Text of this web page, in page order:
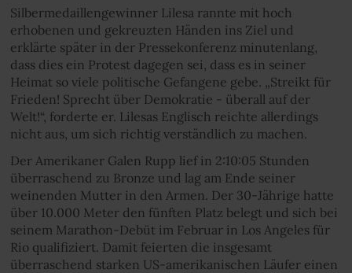
Silbermedaillengewinner Lilesa rannte mit hoch
erhobenen und gekreuzten Händen ins Ziel und
erklärte später in der Pressekonferenz minutenlang,
dass dies ein Protest dagegen sei, dass es in seiner
Heimat so viele politische Gefangene gebe. „Streikt für
Frieden! Sprecht über Demokratie - überall auf der
Welt!“, forderte er. Lilesas Englisch reichte allerdings
nicht aus, um sich richtig verständlich zu machen.
Der Amerikaner Galen Rupp lief in 2:10:05 Stunden
überraschend zu Bronze und lag am Ende seiner
weinenden Mutter in den Armen. Der 30-Jährige hatte
über 10.000 Meter den fünften Platz belegt und sich bei
seinem Marathon-Debüt im Februar in Los Angeles für
Rio qualifiziert. Damit feierten die insgesamt
überraschend starken US-amerikanischen Läufer einen